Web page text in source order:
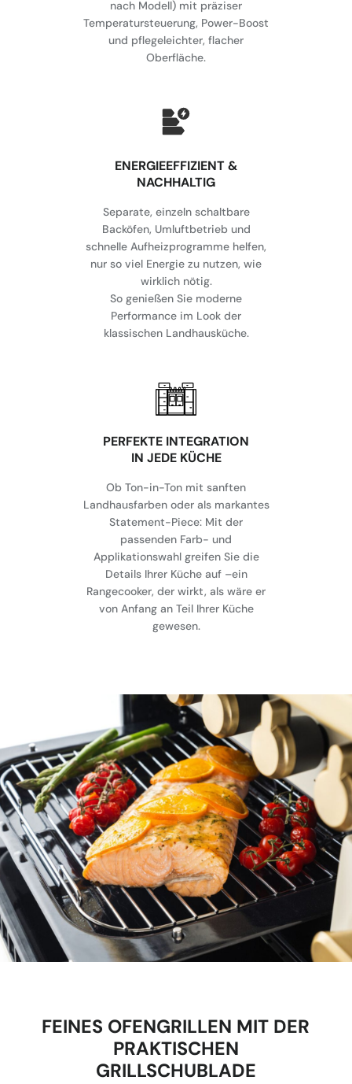
nach Modell) mit präziser
Temperatursteuerung, Power-Boost
und pflegeleichter, flacher
Oberfläche.
⁠ENERGIEEFFIZIENT &
NACHHALTIG
Separate, einzeln schaltbare
Backöfen, Umluftbetrieb und
schnelle Aufheizprogramme helfen,
nur so viel Energie zu nutzen, wie
wirklich nötig.
So genießen Sie moderne
Performance im Look der
klassischen Landhausküche.
⁠PERFEKTE INTEGRATION
IN JEDE KÜCHE
Ob Ton-in-Ton mit sanften
Landhausfarben oder als markantes
Statement-Piece: Mit der
passenden Farb- und
Applikationswahl greifen Sie die
Details Ihrer Küche auf –ein
Rangecooker, der wirkt, als wäre er
von Anfang an Teil Ihrer Küche
gewesen.
FEINES OFENGRILLEN MIT DER
PRAKTISCHEN
GRILLSCHUBLADE